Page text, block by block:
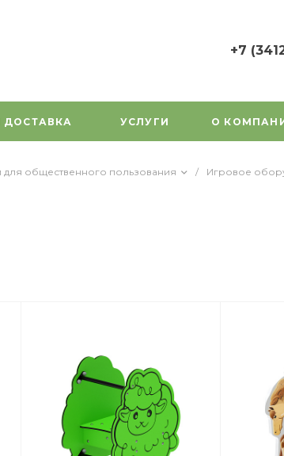
+7
г. Ижевск,
ДОСТАВКА УСЛУГИ О
общественного пользования / Игровое